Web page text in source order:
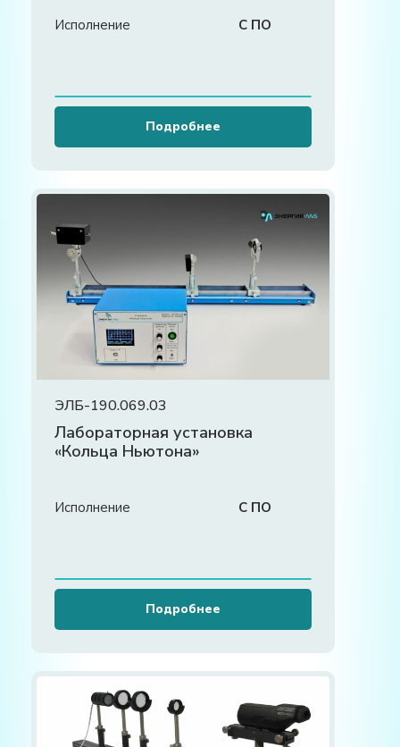
Исполнение С ПО
Подробнее
ЭЛБ-190.069.03
Лабораторная установка
«Кольца Ньютона»
Исполнение С ПО
Подробнее